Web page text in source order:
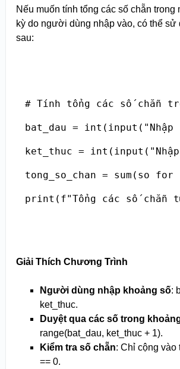
Nếu muốn tính tổng các số chẵn trong
kỳ do người dùng nhập vào, có thể sử
sau:
# Tính tổng các số chẵn
bat_dau =
ket_thuc =
tong_so_chan = sum(so
print(f"Tổng các số chẵn
Giải Thích Chương Trình
Người dùng nhập khoảng số:
ket_thuc.
Duyệt qua các số trong
range(bat_dau, ket_thuc + 1).
Kiểm tra số chẵn: Chỉ cộng vào
== 0.